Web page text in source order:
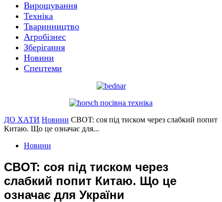
Вирощування
Техніка
Тваринництво
Агробізнес
Зберігання
Новини
Спецтеми
ДО ХАТИ Новини CBOT: соя під тиском через слабкий попит
Китаю. Що це означає для...
Новини
CBOT: соя під тиском через
слабкий попит Китаю. Що це
означає для України